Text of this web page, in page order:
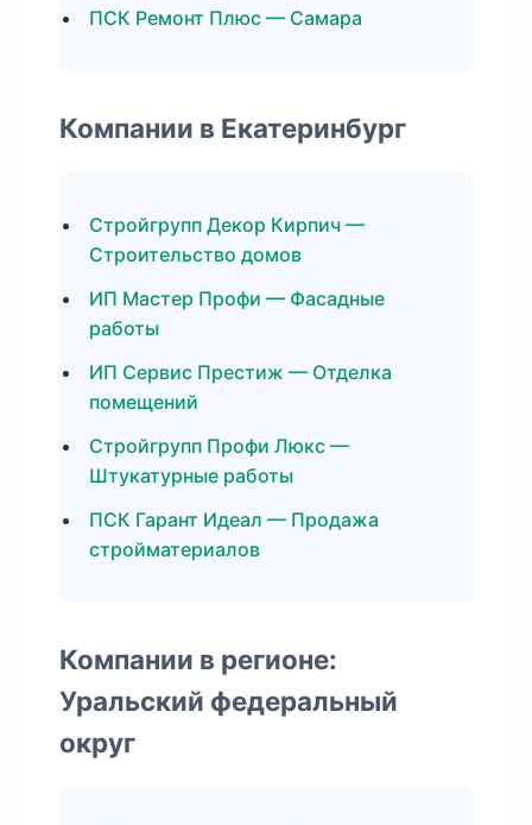
ПСК Ремонт Плюс — Самара
Компании в Екатеринбург
Стройгрупп Декор Кирпич —
Строительство домов
ИП Мастер Профи — Фасадные
работы
ИП Сервис Престиж — Отделка
помещений
Стройгрупп Профи Люкс —
Штукатурные работы
ПСК Гарант Идеал — Продажа
стройматериалов
Компании в регионе:
Уральский федеральный
округ